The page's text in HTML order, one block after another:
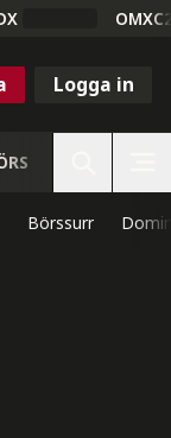
Logga in
Börssurr